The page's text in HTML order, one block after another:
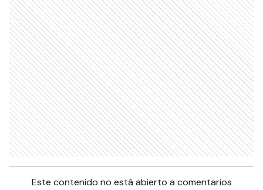
Este contenido no está abierto a comentarios